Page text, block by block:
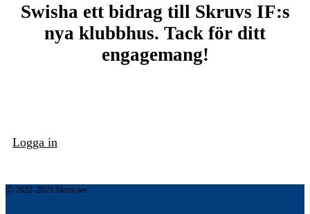
Swisha ett bidrag till Skruvs IF:s
nya klubbhus. Tack för ditt
engagemang!
Logga in
Ⓒ 2022–2025 Skruv.net